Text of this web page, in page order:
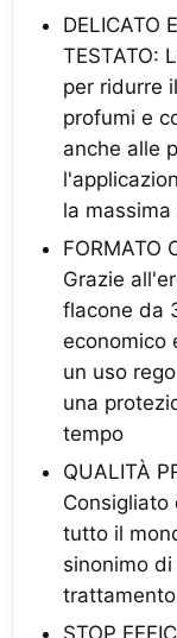
DELICATO
TESTATO:
per ridurre
profumi e
anche alle
la
FORMATO
Grazie
flacone da
economico
un uso
una
tempo
QUALITÀ
tutto il
sinonimo
STOP